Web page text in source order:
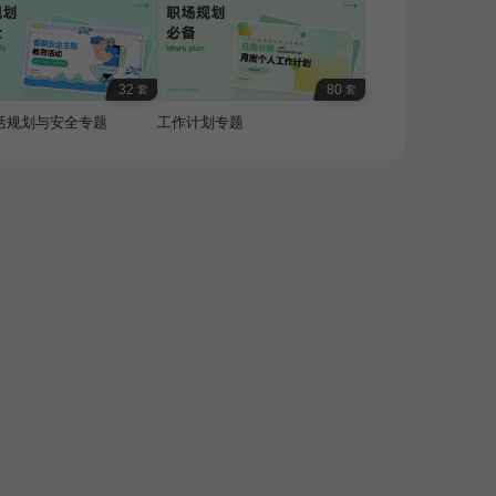
32 套
规划与安全专题
80 套
工作计划专题